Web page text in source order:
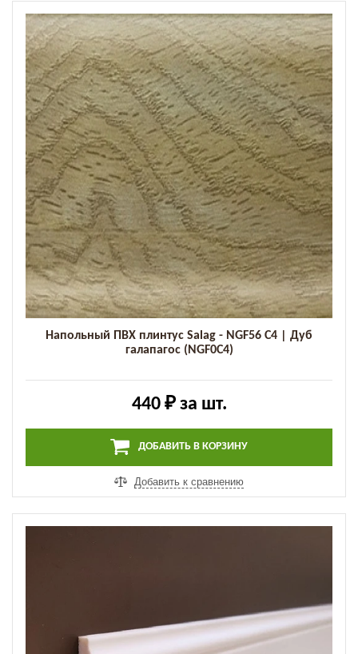
Напольный ПВХ плинтус Salag - NGF56 C4 | Дуб
галапагос (NGF0C4)
440 ₽за шт.
ДОБАВИТЬ В КОРЗИНУ
Добавить к сравнению